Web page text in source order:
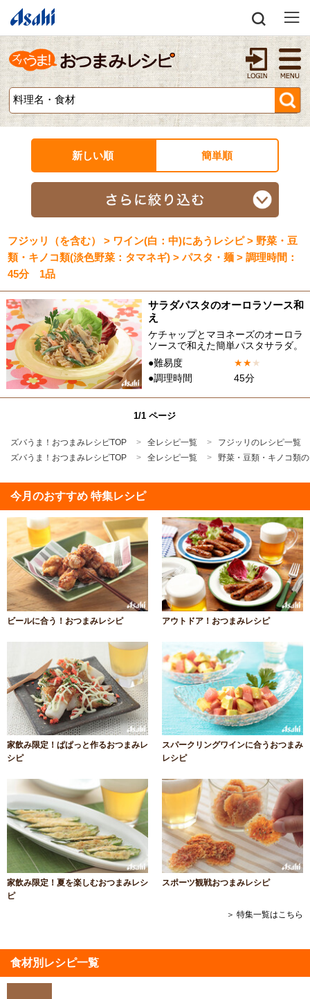
新しい順 簡単順
フジッリ（を含む） > ワイン(白：中)にあうレシピ > 野菜・豆
類・キノコ類(淡色野菜：タマネギ) > パスタ・麺 > 調理時間：
45分 1品
サラダパスタのオーロラソース和
え
ケチャップとマヨネーズのオーロラ
ソースで和えた簡単パスタサラダ。
●難易度
★★★
●調理時間
45分
1/1 ページ
ズバうま！おつまみレシピTOP 全レシピ一覧
フジッリのレシピ一覧
ズバうま！おつまみレシピTOP
全レシピ一覧 野菜・豆類・キノコ類
今月のおすすめ 特集レシピ
ビールに合う！おつまみレシピ アウトドア！おつまみレシピ
家飲み限定！ぱぱっと作るおつまみレ
シピ
スパークリングワインに合うおつまみ
レシピ
家飲み限定！夏を楽しむおつまみレシ
ピ
スポーツ観戦おつまみレシピ
＞ 特集一覧はこちら
食材別レシピ一覧